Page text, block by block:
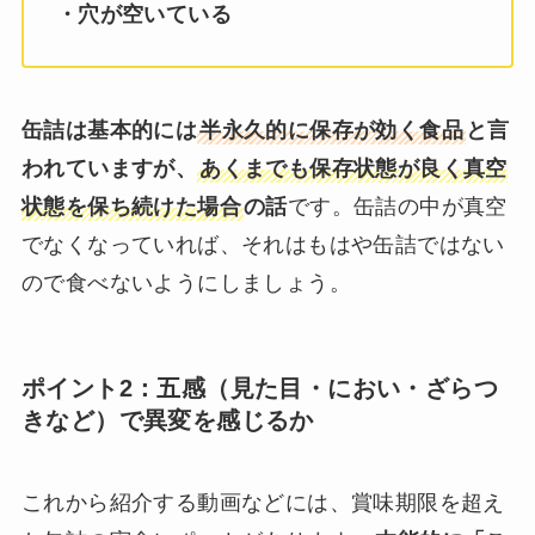
・穴が空いている
缶詰は基本的には半永久的に保存が効く食品と言
われていますが、あくまでも保存状態が良く真空
状態を保ち続けた場合の話です。缶詰の中が真空
でなくなっていれば、それはもはや缶詰ではない
ので食べないようにしましょう。
ポイント2：五感（見た目・におい・ざらつ
きなど）で異変を感じるか
これから紹介する動画などには、賞味期限を超え